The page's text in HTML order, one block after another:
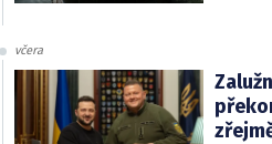
včera